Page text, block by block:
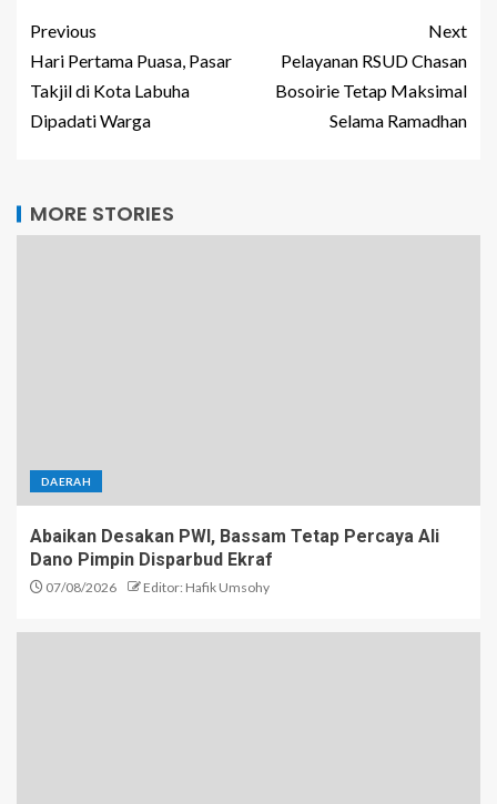
Previous
Hari Pertama Puasa, Pasar
Takjil di Kota Labuha
Dipadati Warga
Next
Pelayanan RSUD Chasan
Bosoirie Tetap Maksimal
Selama Ramadhan
MORE STORIES
DAERAH
Abaikan Desakan PWI, Bassam Tetap Percaya Ali
Dano Pimpin Disparbud Ekraf
07/08/2026 Editor: Hafik Umsohy